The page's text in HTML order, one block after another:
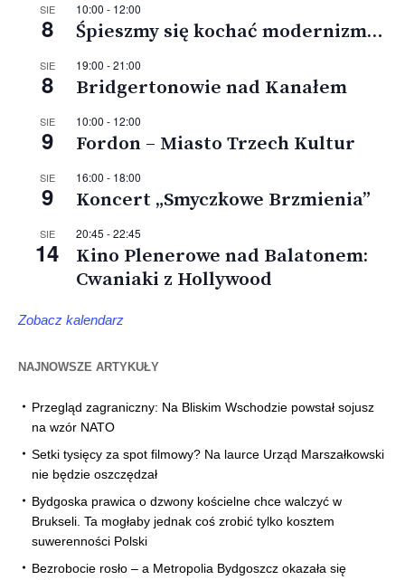
SIE
8
10:00 - 12:00
Śpieszmy się kochać modernizm…
SIE
8
19:00 -21:00
Bridgertonowie nad Kanałem
SIE
9
10:00 - 12:00
Fordon – Miasto Trzech Kultur
SIE
9
16:00 - 18:00
Koncert „Smyczkowe Brzmienia”
SIE
14
20:45 -22:45
Kino Plenerowe nad Balatonem:
Cwaniaki z Hollywood
Zobacz kalendarz
NAJNOWSZE ARTYKUŁY
Przegląd zagraniczny: Na Bliskim Wschodzie powstał sojusz
na wzór NATO
Setki tysięcy za spot filmowy? Na laurce Urząd Marszałkowski
nie będzie oszczędzał
Bydgoska prawica o dzwony kościelne chce walczyć w
Brukseli. Ta mogłaby jednak coś zrobić tylko kosztem
suwerenności Polski
Bezrobocie rosło – a Metropolia Bydgoszcz okazała się